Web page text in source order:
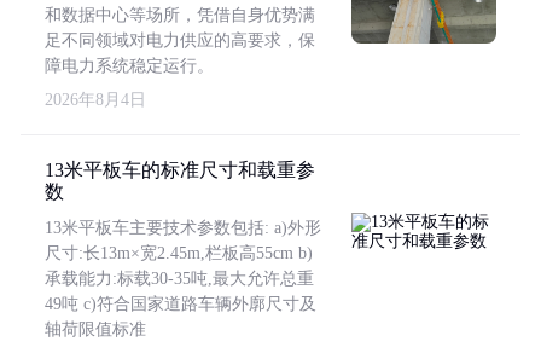
和数据中心等场所，凭借自身优势满
足不同领域对电力供应的高要求，保
障电力系统稳定运行。
2026年8月4日
13米平板车的标准尺寸和载重参
数
13米平板车主要技术参数包括: a)外形
尺寸:长13m×宽2.45m,栏板高55cm b)
承载能力:标载30-35吨,最大允许总重
49吨 c)符合国家道路车辆外廓尺寸及
轴荷限值标准